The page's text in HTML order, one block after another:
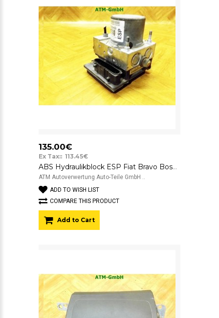
135.00€
Ex Tax:: 113.45€
ABS Hydraulikblock ESP Fiat Bravo Bosch 51821005
ATM Autoverwertung Auto-Teile GmbH ..
ADD TO WISH LIST
COMPARE THIS PRODUCT
Add to Cart